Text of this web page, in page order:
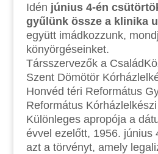
Idén június 4-én
gyűlünk össze a klinika
együtt imádkozzunk,
könyörgéseinket.
Társszervezők a
Szent Dömötör
Honvéd téri Református
Református
Különleges apropója a
évvel ezelőtt, 1956. június
azt a törvényt, amely